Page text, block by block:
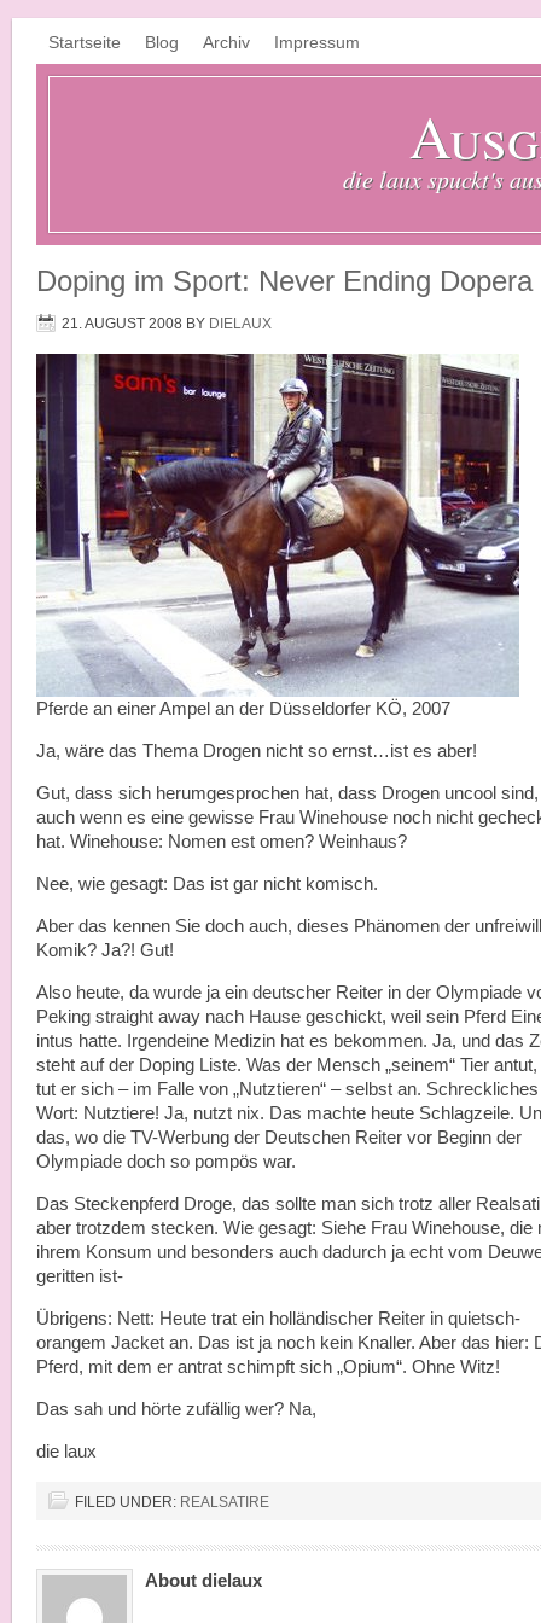
Startseite Blog Archiv Impressum
die laux spuckt's
Doping im Sport: Never Ending Dopera
21. AUGUST 2008 BY DIELAUX
Pferde an einer Ampel an der Düsseldorfer KÖ, 2007
Ja, wäre das Thema Drogen nicht so ernst…ist es aber!
Gut, dass sich herumgesprochen hat, dass Drogen uncool sind,
auch wenn es eine gewisse Frau Winehouse noch nicht
hat. Winehouse: Nomen est omen? Weinhaus?
Nee, wie gesagt: Das ist gar nicht komisch.
Aber das kennen Sie doch auch, dieses Phänomen der
Komik? Ja?! Gut!
Also heute, da wurde ja ein deutscher Reiter in der Olympiade
Peking straight away nach Hause geschickt, weil sein Pferd
intus hatte. Irgendeine Medizin hat es bekommen. Ja, und das
steht auf der Doping Liste. Was der Mensch „seinem“ Tier
tut er sich – im Falle von „Nutztieren“ – selbst an. Schreckliches
Wort: Nutztiere! Ja, nutzt nix. Das machte heute Schlagzeile.
das, wo die TV-Werbung der Deutschen Reiter vor Beginn der
Olympiade doch so pompös war.
Das Steckenpferd Droge, das sollte man sich trotz aller
aber trotzdem stecken. Wie gesagt: Siehe Frau Winehouse, die
ihrem Konsum und besonders auch dadurch ja echt vom
geritten ist-
Übrigens: Nett: Heute trat ein holländischer Reiter in quietsch-
orangem Jacket an. Das ist ja noch kein Knaller. Aber das hier:
Pferd, mit dem er antrat schimpft sich „Opium“. Ohne Witz!
Das sah und hörte zufällig wer? Na,
die laux
FILED UNDER: REALSATIRE
About dielaux